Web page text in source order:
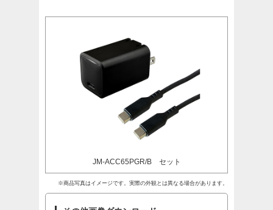
JM-ACC65PGR/B セット
※商品写真はイメージです。実際の外観とは異なる場合があります。